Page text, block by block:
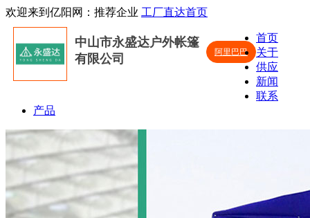
欢迎来到亿阳网：推荐企业 工厂直达首页
中山市永盛达户外帐篷
有限公司
阿里巴巴
首页
关于
供应
新闻
联系
产品